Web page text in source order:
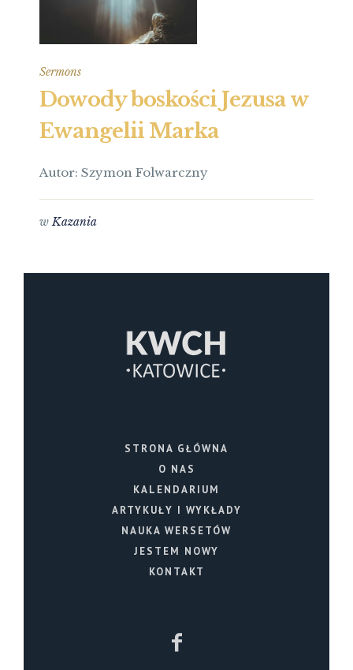
Sermons
Dowody boskości Jezusa w
Ewangelii Marka
Autor: Szymon Folwarczny
wKazania
STRONA GŁÓWNA
O NAS
KALENDARIUM
ARTYKUŁY I WYKŁADY
NAUKA WERSETÓW
JESTEM NOWY
KONTAKT